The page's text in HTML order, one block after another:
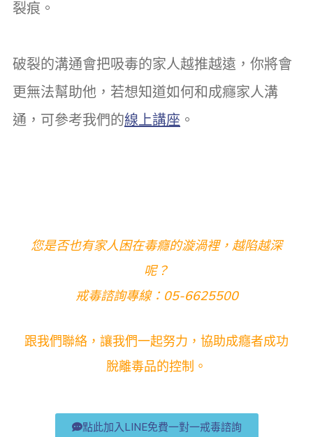
裂痕。
破裂的溝通會把吸毒的家人越推越遠，你將會
更無法幫助他，若想知道如何和成癮家人溝
通，可參考我們的線上講座 。
您是否也有家人困在毒癮的漩渦裡，越陷越深
呢？
戒毒諮詢專線：05-6625500
跟我們聯絡，讓我們一起努力，協助成癮者成功
脫離毒品的控制。
點此加入LINE免費一對一戒毒諮詢